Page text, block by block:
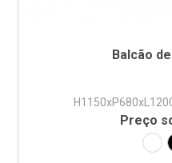
Balcão
Preço